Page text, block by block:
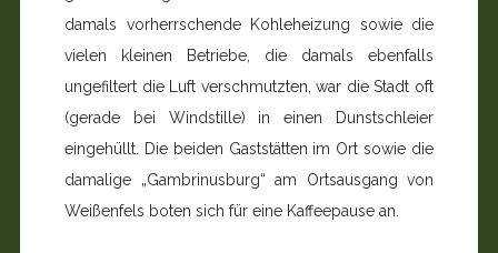
damals vorherrschende Kohleheizung sowie die
vielen kleinen Betriebe, die damals ebenfalls
ungefiltert die Luft verschmutzten, war die Stadt oft
(gerade bei Windstille) in einen Dunstschleier
eingehüllt. Die beiden Gaststätten im Ort sowie die
damalige „Gambrinusburg“ am Ortsausgang von
Weißenfels boten sich für eine Kaffeepause an.